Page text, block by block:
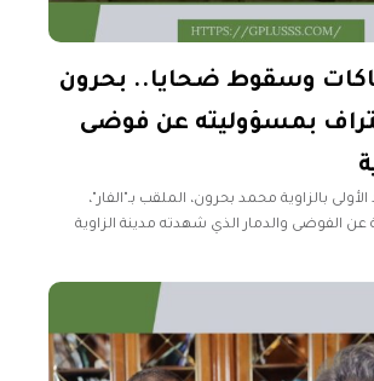
وسقوط ضحايا.. بحرون
بمسؤوليته عن فوضى
بالزاوية محمد بحرون، الملقب بـ"الفار"،
الفوضى والدمار الذي شهدته مدينة الزاوية
المسلحة التي اندلعت بين مجموعات مسلحة